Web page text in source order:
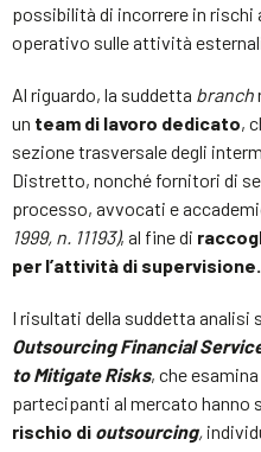
possibilità di incorrere in
operativo sulle attività
Al riguardo, la suddetta branch
un team di lavoro dedicato,
sezione trasversale degli
Distretto, nonché fornitori di
processo, avvocati e
1999, n. 11193), al fine di
per l’attività di supervisione.
I risultati della suddetta analisi
Outsourcing Financial
to Mitigate Risks, che
partecipanti al mercato hanno
rischio di outsourcing,